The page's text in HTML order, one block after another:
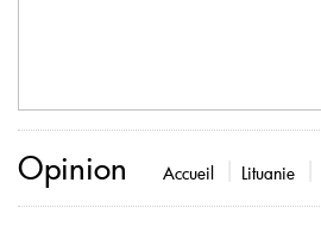
Opinion Accueil Lituanie